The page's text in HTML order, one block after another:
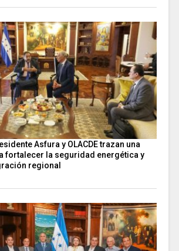
Asfura y OLACDE trazan una
fortalecer la seguridad energética y
regional